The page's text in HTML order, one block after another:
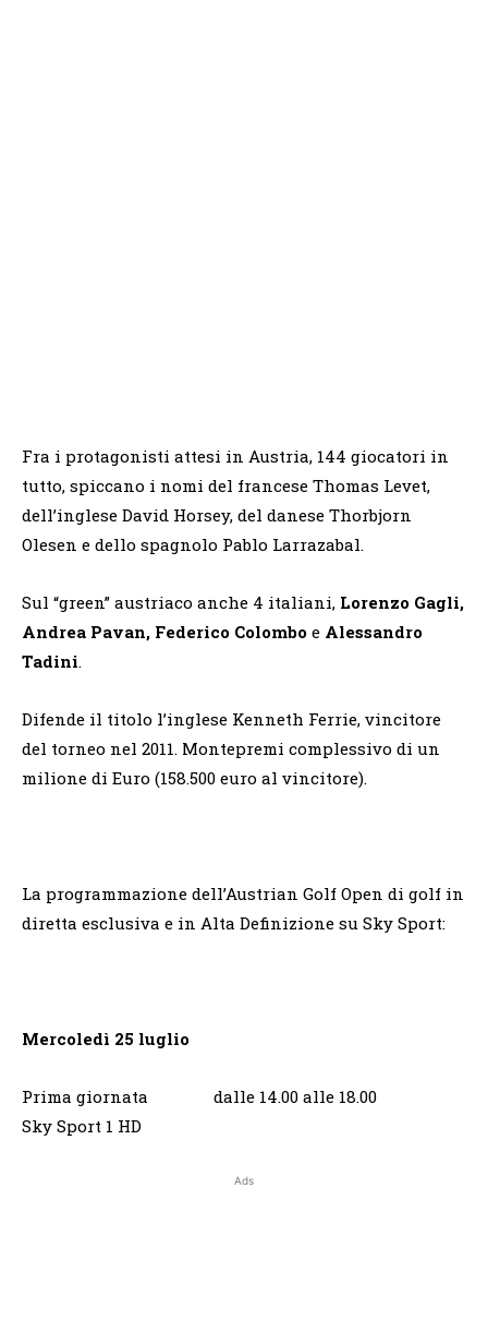
Fra i protagonisti attesi in Austria, 144 giocatori in
tutto, spiccano i nomi del francese Thomas Levet,
dell’inglese David Horsey, del danese Thorbjorn
Olesen e dello spagnolo Pablo Larrazabal.
Sul “green” austriaco anche 4 italiani, Lorenzo Gagli,
Andrea Pavan, Federico Colombo e Alessandro
Tadini.
Difende il titolo l’inglese Kenneth Ferrie, vincitore
del torneo nel 2011. Montepremi complessivo di un
milione di Euro (158.500 euro al vincitore).
La programmazione dell’Austrian Golf Open di golf in
diretta esclusiva e in Alta Definizione su Sky Sport:
Mercoledì 25 luglio
Prima giornata dalle 14.00 alle 18.00
Sky Sport 1 HD
Ads